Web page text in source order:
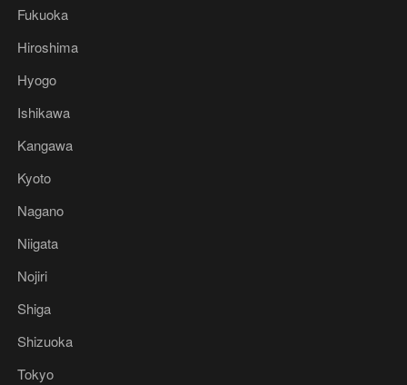
Fukuoka
Hiroshima
Hyogo
Ishikawa
Kangawa
Kyoto
Nagano
Niigata
Nojiri
Shiga
Shizuoka
Tokyo